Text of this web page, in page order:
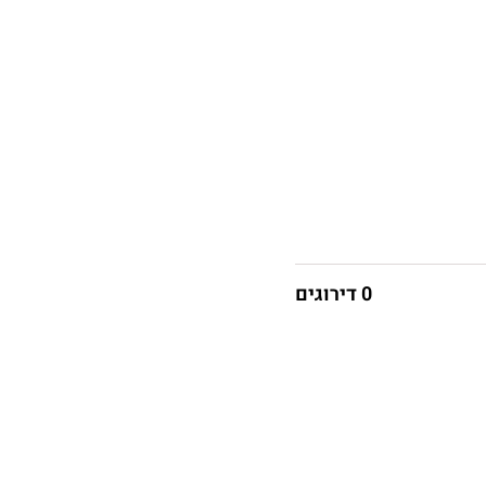
0 דירוגים